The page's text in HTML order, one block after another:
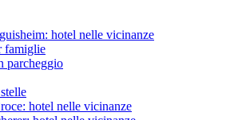
hotel nelle vicinanze
famiglie
parcheggio
hotel nelle vicinanze